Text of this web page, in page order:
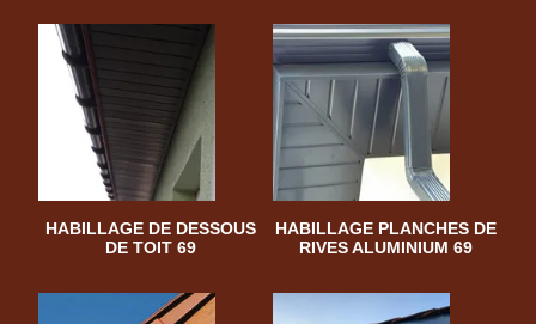
HABILLAGE DE DESSOUS
DE TOIT 69
HABILLAGE PLANCHES DE
RIVES ALUMINIUM 69